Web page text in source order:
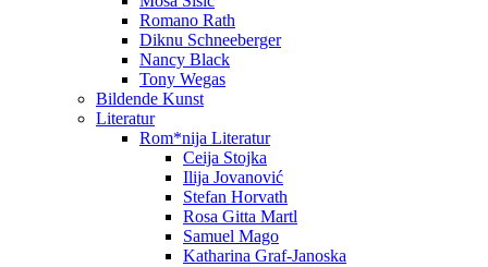
Romano Rath
Diknu Schneeberger
Nancy Black
Tony Wegas
Bildende Kunst
Literatur
Rom*nija Literatur
Ceija Stojka
Ilija Jovanović
Stefan Horvath
Rosa Gitta Martl
Samuel Mago
Katharina Graf-Janoska